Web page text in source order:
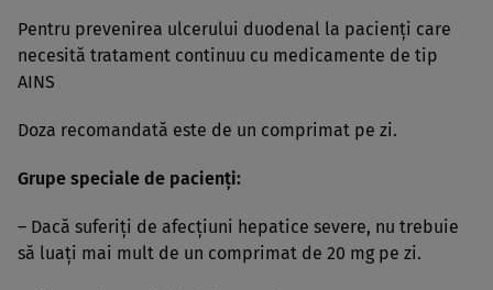
Pentru prevenirea ulcerului duodenal la pacienţi care
necesită tratament continuu cu medicamente de tip
AINS
Doza recomandată este de un comprimat pe zi.
Grupe speciale de pacienţi:
– Dacă suferiţi de afecţiuni hepatice severe, nu trebuie
să luaţi mai mult de un comprimat de 20 mg pe zi.